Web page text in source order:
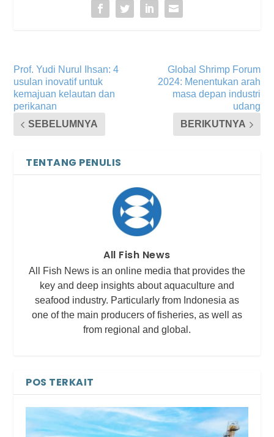
Prof. Yudi Nurul Ihsan: 4
usulan inovatif untuk
kemajuan kelautan dan
perikanan
SEBELUMNYA
Global Shrimp Forum
2024: Menentukan arah
masa depan industri
udang
BERIKUTNYA
TENTANG PENULIS
All Fish News
All Fish News is an online media that provides the
key and deep insights about aquaculture and
seafood industry. Particularly from Indonesia as
one of the main producers of fisheries, as well as
from regional and global.
POS TERKAIT